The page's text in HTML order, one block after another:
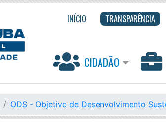
INÍCIO TRANSPARÊNCIA
CIDADÃO
ODS - Objetivo de Desenvolvimento